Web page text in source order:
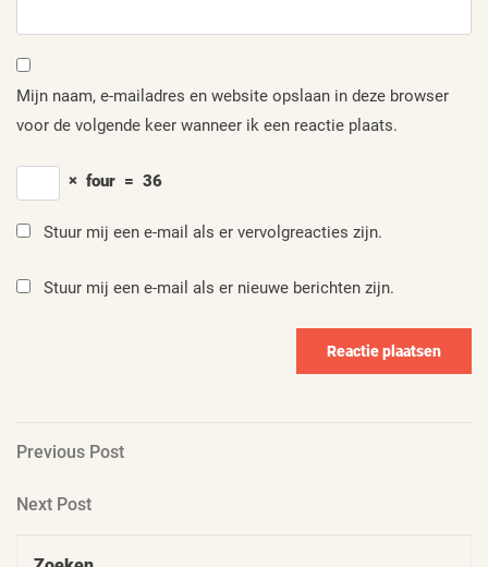
Mijn naam, e-mailadres en website opslaan in deze browser
voor de volgende keer wanneer ik een reactie plaats.
× four = 36
Stuur mij een e-mail als er vervolgreacties zijn.
Stuur mij een e-mail als er nieuwe berichten zijn.
Berichtnavigatie
Previous
Previous Post
Next
Next Post